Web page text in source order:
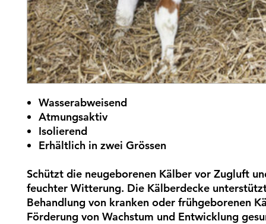
Wasserabweisend
Atmungsaktiv
Isolierend
Erhältlich in zwei Grössen
Schützt die neugeborenen Kälber vor Zugluft
feuchter Witterung. Die Kälberdecke
Behandlung von kranken oder frühgeborenen
Förderung von Wachstum und Entwicklung